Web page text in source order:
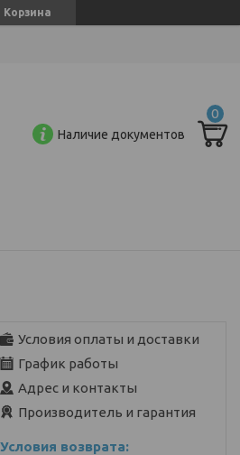
Корзина
Наличие документов
Условия оплаты и доставки
График работы
Адрес и контакты
Производитель и гарантия